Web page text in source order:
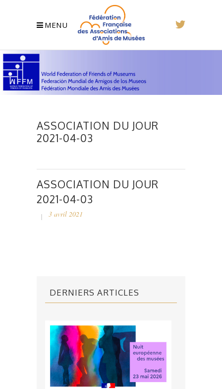
MENU
ASSOCIATION DU JOUR
2021-04-03
ASSOCIATION DU JOUR
2021-04-03
3 avril 2021
DERNIERS ARTICLES